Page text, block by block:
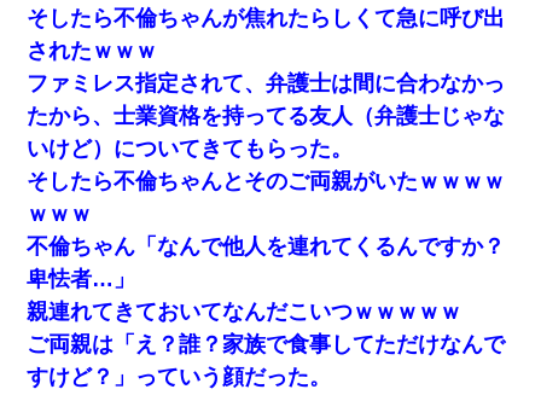
そしたら不倫ちゃんが焦れたらしくて急に呼び出
されたｗｗｗ
ファミレス指定されて、弁護士は間に合わなかっ
たから、士業資格を持ってる友人（弁護士じゃな
いけど）についてきてもらった。
そしたら不倫ちゃんとそのご両親がいたｗｗｗｗ
ｗｗｗ
不倫ちゃん「なんで他人を連れてくるんですか？
卑怯者…」
親連れてきておいてなんだこいつｗｗｗｗｗ
ご両親は「え？誰？家族で食事してただけなんで
すけど？」っていう顔だった。